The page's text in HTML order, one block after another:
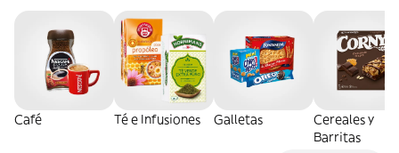
Café Té e Infusiones Galletas
Cereales y
Barritas